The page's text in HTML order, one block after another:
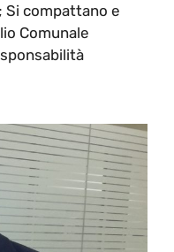
Si compattano e
Comunale